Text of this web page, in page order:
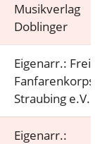
Musikverlag
Doblinger
Eigenarr.: Freies
Fanfarenkorps
Straubing e.V.
Eigenarr.: